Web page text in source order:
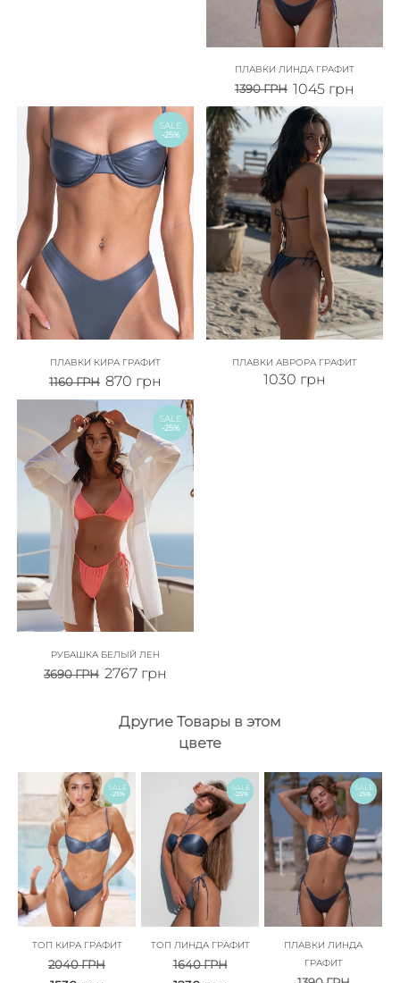
ПЛАВКИ ЛИНДА ГРАФИТ
1390ГРН 1045 грн
SALE
-25%
ПЛАВКИ КИРА ГРАФИТ
1160ГРН 870 грн
ПЛАВКИ АВРОРА ГРАФИТ
1030 грн
SALE
-25%
РУБАШКА БЕЛЫЙ ЛЕН
3690ГРН 2767 грн
Другие Товары в этом
цвете
SALE
-25%
ТОП КИРА ГРАФИТ
2040ГРН
SALE
-25%
ТОП ЛИНДА ГРАФИТ
1640ГРН
SALE
-25%
ПЛАВКИ ЛИНДА
ГРАФИТ